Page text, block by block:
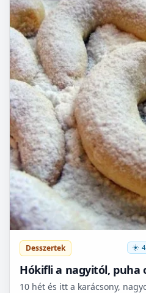
Desszertek
Hókifli a nagyitól, puha
10 hét és itt a karácsony,